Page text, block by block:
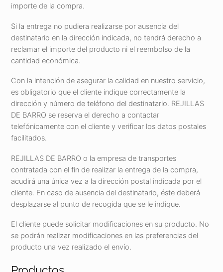
importe de la compra.
Si la entrega no pudiera realizarse por ausencia del
destinatario en la dirección indicada, no tendrá derecho a
reclamar el importe del producto ni el reembolso de la
cantidad económica.
Con la intención de asegurar la calidad en nuestro servicio,
es obligatorio que el cliente indique correctamente la
dirección y número de teléfono del destinatario. REJILLAS
DE BARRO se reserva el derecho a contactar
telefónicamente con el cliente y verificar los datos postales
facilitados.
REJILLAS DE BARRO o la empresa de transportes
contratada con el fin de realizar la entrega de la compra,
acudirá una única vez a la dirección postal indicada por el
cliente. En caso de ausencia del destinatario, éste deberá
desplazarse al punto de recogida que se le indique.
El cliente puede solicitar modificaciones en su producto. No
se podrán realizar modificaciones en las preferencias del
producto una vez realizado el envío.